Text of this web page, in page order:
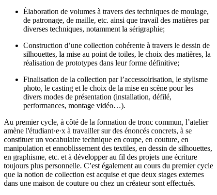
Élaboration de volumes à travers des techniques de moulage,
de patronage, de maille, etc. ainsi que travail des matières par
diverses techniques, notamment la sérigraphie;
Construction d’une collection cohérente à travers le dessin de
silhouettes, la mise au point de toiles, le choix des matières, la
réalisation de prototypes dans leur forme définitive;
Finalisation de la collection par l’accessoirisation, le stylisme
photo, le casting et le choix de la mise en scène pour les
divers modes de présentation (installation, défilé,
performances, montage vidéo…).
Au premier cycle, à côté de la formation de tronc commun, l’atelier
amène l'étudiant·e·x à travailler sur des énoncés concrets, à se
constituer un vocabulaire technique en coupe, en couture, en
manipulation et ennoblissement des textiles, en dessin de silhouettes,
en graphisme, etc. et à développer au fil des projets une écriture
toujours plus personnelle. C’est également au cours du premier cycle
que la notion de collection est acquise et que deux stages externes
dans une maison de couture ou chez un créateur sont effectués.